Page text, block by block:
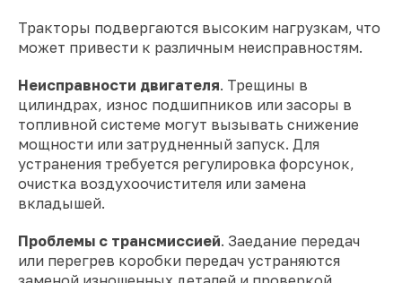
Тракторы подвергаются высоким нагрузкам, что
может привести к различным неисправностям.
Неисправности двигателя. Трещины в
цилиндрах, износ подшипников или засоры в
топливной системе могут вызывать снижение
мощности или затрудненный запуск. Для
устранения требуется регулировка форсунок,
очистка воздухоочистителя или замена
вкладышей.
Проблемы с трансмиссией. Заедание передач
или перегрев коробки передач устраняются